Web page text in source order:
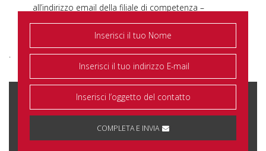
all’indirizzo email della filiale di competenza –
filiale.chiari@bancasantagiulia.it/
filiale.brescia@bancasantagiulia.it.
.
COMPLETA E INVIA